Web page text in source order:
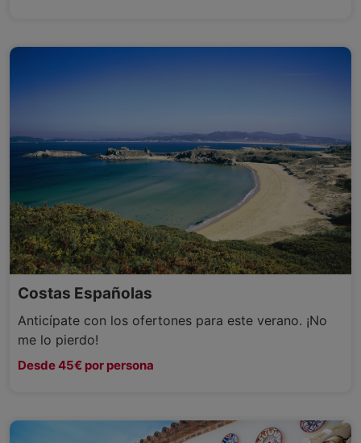
Costas Españolas
Anticípate con los ofertones para este verano. ¡No
me lo pierdo!
Desde 45€ por persona